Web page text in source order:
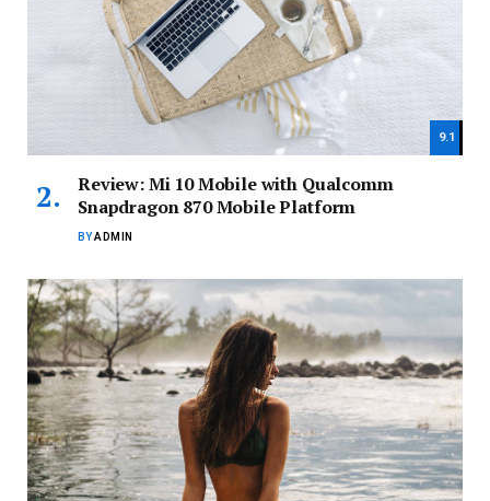
9.1
Review: Mi 10 Mobile with Qualcomm
Snapdragon 870 Mobile Platform
BYADMIN